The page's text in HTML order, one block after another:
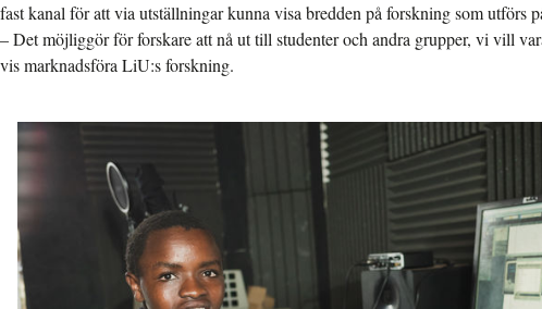
fast kanal för att via utställningar kunna visa bredden på forskning som utförs
– Det möjliggör för forskare att nå ut till studenter och andra grupper, vi vill
vis marknadsföra LiU:s forskning.